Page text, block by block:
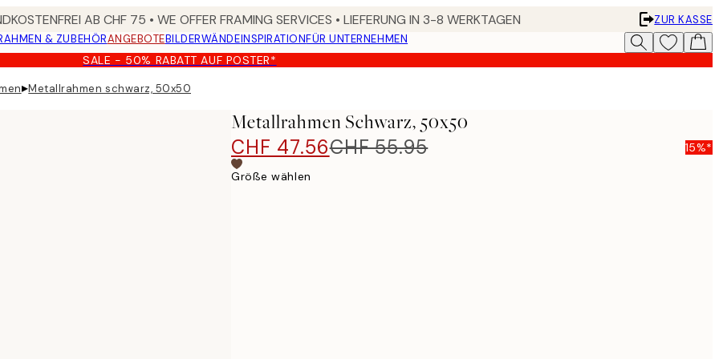
AB CHF 75 • WE OFFER FRAMING SERVICES • LIEFERUNG IN 3-8 WERKTAGEN
ZUR KASSE
& ZUBEHÖRANGEBOTEBILDERWÄNDEINSPIRATIONFÜR UNTERNEHMEN
SALE - 50% RABATT AUF POSTER*
▸Metallrahmen schwarz, 50x50
Metallrahmen Schwarz, 50x50
CHF 47.56CHF 55.95 15%*
Größe wählen